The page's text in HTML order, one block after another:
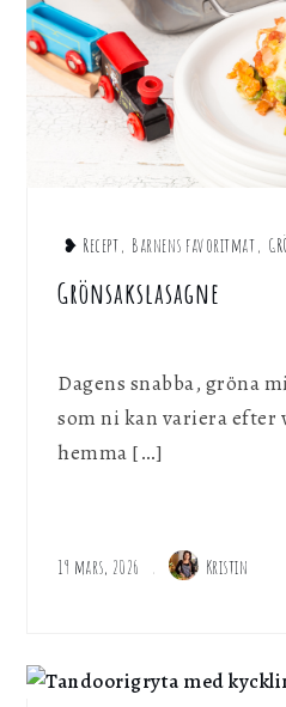
❥ Recept, Barnens favoritmat,
Grönsakslasagne
Dagens snabba, gröna
som ni kan variera efter
hemma […]
19 mars, 2026 Kristin